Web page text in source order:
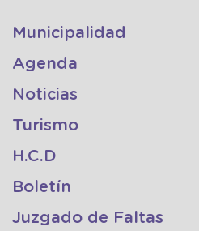
Municipalidad
Agenda
Noticias
Turismo
H.C.D
Boletín
Juzgado de Faltas